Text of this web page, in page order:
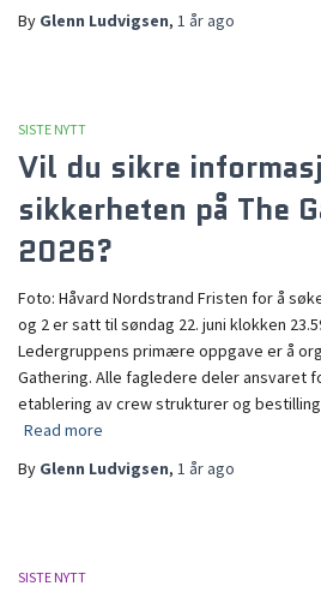
By Glenn Ludvigsen, 1 år ago
SISTE NYTT
Vil du sikre
sikkerheten på The
2026?
Foto: Håvard Nordstrand Fristen for å
og 2 er satt til søndag 22. juni klokken
Ledergruppens primære oppgave er å
Gathering. Alle fagledere deler ansvaret
etablering av crew strukturer og
Read more
By Glenn Ludvigsen, 1 år ago
SISTE NYTT